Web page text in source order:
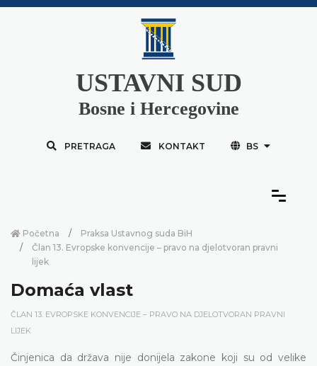
USTAVNI SUD
Bosne i Hercegovine
PRETRAGA KONTAKT BS
Početna
Praksa Ustavnog suda BiH
Član 13. Evropske konvencije – pravo na djelotvoran pravni
lijek
Domaća vlast
ČLAN 13. EVROPSKE KONVENCIJE – PRAVO NA DJELOTVORAN PRAVNI
LIJEK
Činjenica da država nije donijela zakone koji su od velike